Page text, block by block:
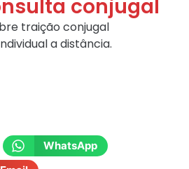
conjugal
traição conjugal
a distância.
WhatsApp